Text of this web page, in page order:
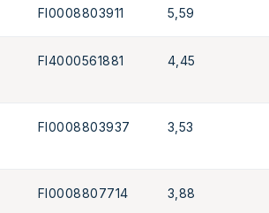
FI0008803911 5,59
FI4000561881 4,45
FI0008803937 3,53
FI0008807714 3,88